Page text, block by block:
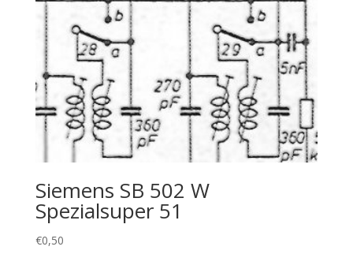
Siemens SB 502 W
Spezialsuper 51
€0,50